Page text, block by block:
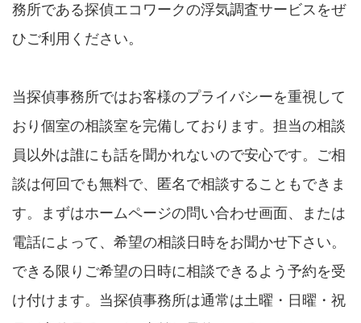
務所である探偵エコワークの浮気調査サービスをぜ
ひご利用ください。
当探偵事務所ではお客様のプライバシーを重視して
おり個室の相談室を完備しております。担当の相談
員以外は誰にも話を聞かれないので安心です。ご相
談は何回でも無料で、匿名で相談することもできま
す。まずはホームページの問い合わせ画面、または
電話によって、希望の相談日時をお聞かせ下さい。
できる限りご希望の日時に相談できるよう予約を受
け付けます。当探偵事務所は通常は土曜・日曜・祝